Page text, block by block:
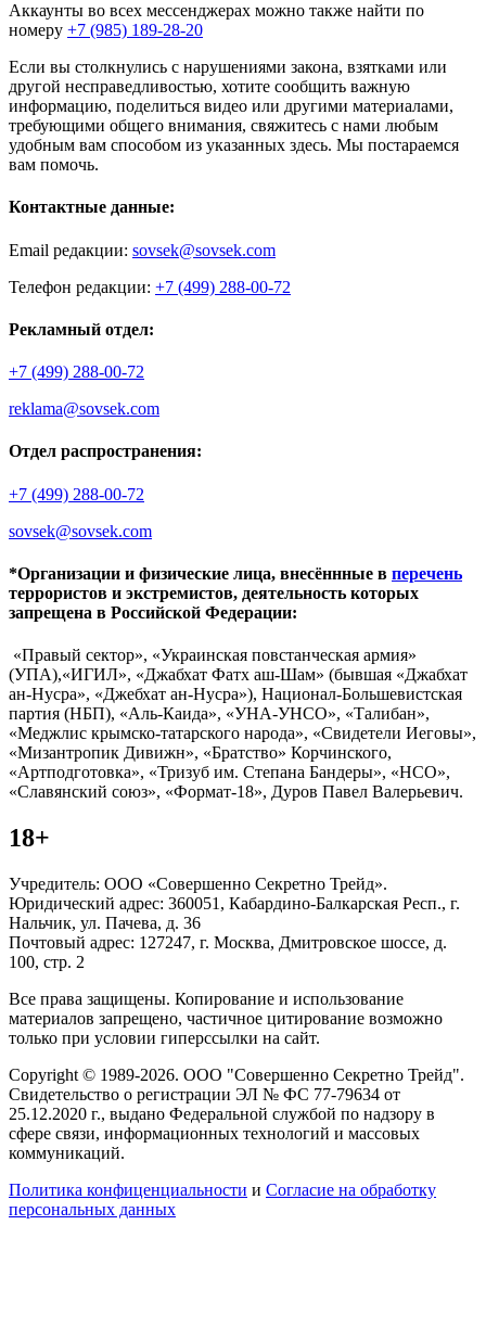
Аккаунты во всех мессенджерах можно также найти по
номеру +7 (985) 189-28-20
Если вы столкнулись с нарушениями закона, взятками или
другой несправедливостью, хотите сообщить важную
информацию, поделиться видео или другими материалами,
требующими общего внимания, свяжитесь с нами любым
удобным вам способом из указанных здесь. Мы постараемся
вам помочь.
Контактные данные:
Email редакции: sovsek@sovsek.com
Телефон редакции: +7 (499) 288-00-72
Рекламный отдел:
+7 (499) 288-00-72
reklama@sovsek.com
Отдел распространения:
+7 (499) 288-00-72
sovsek@sovsek.com
*Организации и физические лица, внесённные в перечень
террористов и экстремистов, деятельность которых
запрещена в Российской Федерации:
«Правый сектор», «Украинская повстанческая армия»
(УПА),«ИГИЛ», «Джабхат Фатх аш-Шам» (бывшая «Джабхат
ан-Нусра», «Джебхат ан-Нусра»), Национал-Большевистская
партия (НБП), «Аль-Каида», «УНА-УНСО», «Талибан»,
«Меджлис крымско-татарского народа», «Свидетели Иеговы»,
«Мизантропик Дивижн», «Братство» Корчинского,
«Артподготовка», «Тризуб им. Степана Бандеры», «НСО»,
«Славянский союз», «Формат-18», Дуров Павел Валерьевич.
18+
Учредитель: ООО «Совершенно Секретно Трейд».
Юридический адрес: 360051, Кабардино-Балкарская Респ., г.
Нальчик, ул. Пачева, д. 36
Почтовый адрес: 127247, г. Москва, Дмитровское шоссе, д.
100, стр. 2
Все права защищены. Копирование и использование
материалов запрещено, частичное цитирование возможно
только при условии гиперссылки на сайт.
Copyright © 1989-2026. ООО "Совершенно Секретно Трейд".
Свидетельство о регистрации ЭЛ № ФС 77-79634 от
25.12.2020 г., выдано Федеральной службой по надзору в
сфере связи, информационных технологий и массовых
коммуникаций.
Политика конфиценциальности и Согласие на обработку
персональных данных